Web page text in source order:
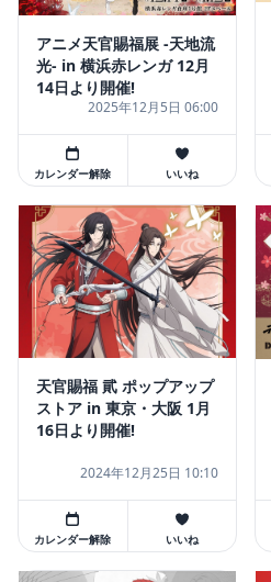
アニメ天官賜福展 -天地流
光- in 横浜赤レンガ 12月
14日より開催!
2025年12月5日 06:00
カレンダー解除 いいね
天官賜福 貮 ポップアップ
ストア in 東京・大阪 1月
16日より開催!
2024年12月25日 10:10
カレンダー解除 いいね